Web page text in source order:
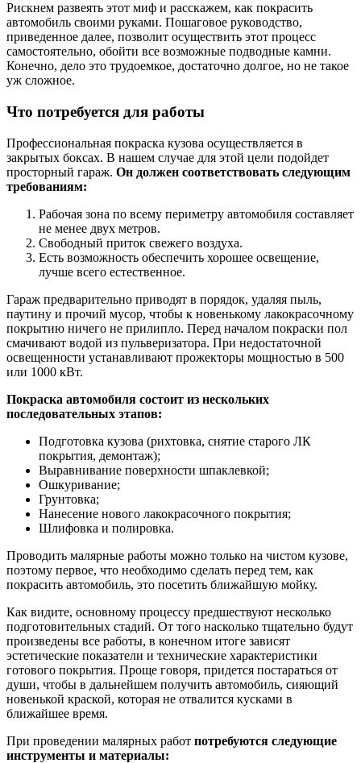
Рискнем развеять этот миф и расскажем, как покрасить
автомобиль своими руками. Пошаговое руководство,
приведенное далее, позволит осуществить этот процесс
самостоятельно, обойти все возможные подводные камни.
Конечно, дело это трудоемкое, достаточно долгое, но не такое
уж сложное.
Что потребуется для работы
Профессиональная покраска кузова осуществляется в
закрытых боксах. В нашем случае для этой цели подойдет
просторный гараж. Он должен соответствовать следующим
требованиям:
Рабочая зона по всему периметру автомобиля составляет
не менее двух метров.
Свободный приток свежего воздуха.
Есть возможность обеспечить хорошее освещение,
лучше всего естественное.
Гараж предварительно приводят в порядок, удаляя пыль,
паутину и прочий мусор, чтобы к новенькому лакокрасочному
покрытию ничего не прилипло. Перед началом покраски пол
смачивают водой из пульверизатора. При недостаточной
освещенности устанавливают прожекторы мощностью в 500
или 1000 кВт.
Покраска автомобиля состоит из нескольких
последовательных этапов:
Подготовка кузова (рихтовка, снятие старого ЛК
покрытия, демонтаж);
Выравнивание поверхности шпаклевкой;
Ошкуривание;
Грунтовка;
Нанесение нового лакокрасочного покрытия;
Шлифовка и полировка.
Проводить малярные работы можно только на чистом кузове,
поэтому первое, что необходимо сделать перед тем, как
покрасить автомобиль, это посетить ближайшую мойку.
Как видите, основному процессу предшествуют несколько
подготовительных стадий. От того насколько тщательно будут
произведены все работы, в конечном итоге зависят
эстетические показатели и технические характеристики
готового покрытия. Проще говоря, придется постараться от
души, чтобы в дальнейшем получить автомобиль, сияющий
новенькой краской, которая не отвалится кусками в
ближайшее время.
При проведении малярных работ потребуются следующие
инструменты и материалы: